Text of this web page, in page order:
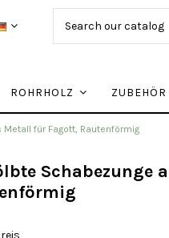
ROHRHOLZ ZUBEHÖR
für Fagott, Rautenförmig
Schabezunge